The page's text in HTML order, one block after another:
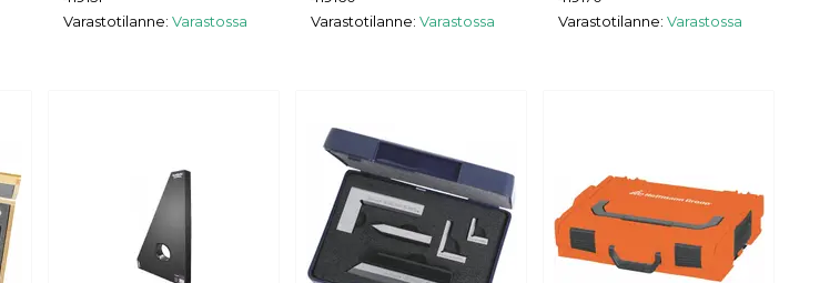
Varastotilanne: Varastossa
Varastotilanne: Varastossa
Varastotilanne: Varastossa